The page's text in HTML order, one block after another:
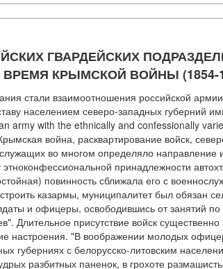
ГВАРДЕЙСКИХ
КРЫМСКОЙ ВОЙНЫ (1854-
стали взаимоотношения российской
населением северо-западных губерний
army with the ethnically and confessionally
война, расквартирование войск,
во многом определяло направление
принадлежности
повинность сближала его с
казармы, муниципалитет был обязан
и офицеры, освободившись от занятий
Длительное присутствие войск
настроения. "В воображении молодых
губерниях с белорусско-литовским
разбитных паненок, в грохоте